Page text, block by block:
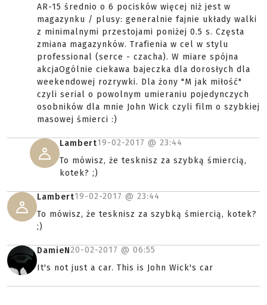
AR-15 średnio o 6 pocisków więcej niż jest w
magazynku / plusy: generalnie fajnie układy walki
z minimalnymi przestojami poniżej 0.5 s. Częsta
zmiana magazynków. Trafienia w cel w stylu
professional (serce - czacha). W miare spójna
akcjaOgólnie ciekawa bajeczka dla dorosłych dla
weekendowej rozrywki. Dla żony "M jak miłość"
czyli serial o powolnym umieraniu pojedynczych
osobników dla mnie John Wick czyli film o szybkiej
masowej śmierci :)
Lambert19-02-2017 @ 23:44
To mówisz, że tesknisz za szybką śmiercią,
kotek? ;)
Lambert19-02-2017 @ 23:44
To mówisz, że tesknisz za szybką śmiercią, kotek?
;)
DamieN20-02-2017 @ 06:55
It's not just a car. This is John Wick's car